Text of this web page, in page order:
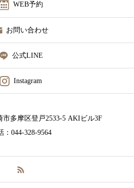
WEB予約
お問い合わせ
公式LINE
Instagram
多摩区登戸2533-5 AKIビル3F
：044-328-9564